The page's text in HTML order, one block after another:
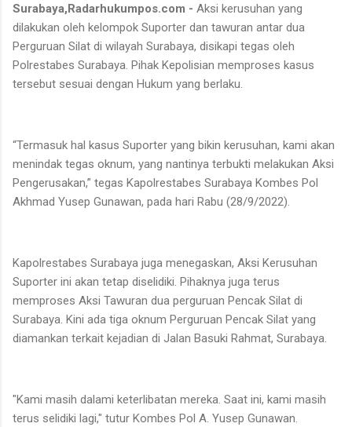
Surabaya,Radarhukumpos.com - Aksi kerusuhan yang
dilakukan oleh kelompok Suporter dan tawuran antar dua
Perguruan Silat di wilayah Surabaya, disikapi tegas oleh
Polrestabes Surabaya. Pihak Kepolisian memproses kasus
tersebut sesuai dengan Hukum yang berlaku.
“Termasuk hal kasus Suporter yang bikin kerusuhan, kami akan
menindak tegas oknum, yang nantinya terbukti melakukan Aksi
Pengerusakan,” tegas Kapolrestabes Surabaya Kombes Pol
Akhmad Yusep Gunawan, pada hari Rabu (28/9/2022).
Kapolrestabes Surabaya juga menegaskan, Aksi Kerusuhan
Suporter ini akan tetap diselidiki. Pihaknya juga terus
memproses Aksi Tawuran dua perguruan Pencak Silat di
Surabaya. Kini ada tiga oknum Perguruan Pencak Silat yang
diamankan terkait kejadian di Jalan Basuki Rahmat, Surabaya.
"Kami masih dalami keterlibatan mereka. Saat ini, kami masih
terus selidiki lagi," tutur Kombes Pol A. Yusep Gunawan.